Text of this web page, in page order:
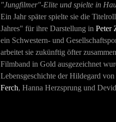
"Jungfilmer"-Elite und spielte in
Ein Jahr später spielte sie die
Jahres" für ihre Darstellung in Peter
ein Schwestern- und
arbeitet sie zukünftig öfter
Filmband in Gold ausgezeichnet
Lebensgeschichte der Hildegard
Ferch, Hanna Herzsprung und